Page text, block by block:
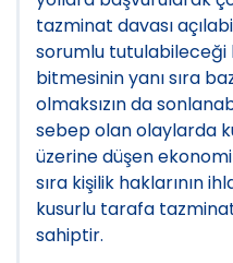
tazminat davası
sorumlu tutulabileceği
bitmesinin yanı sıra
olmaksızın da
sebep olan olaylarda
üzerine düşen
sıra kişilik haklarının
kusurlu tarafa
sahiptir.